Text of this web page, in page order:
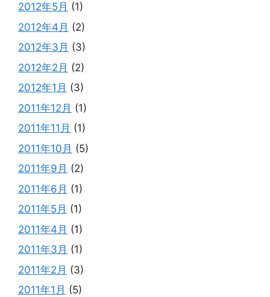
2012年5月 (1)
2012年4月 (2)
2012年3月 (3)
2012年2月 (2)
2012年1月 (3)
2011年12月 (1)
2011年11月 (1)
2011年10月 (5)
2011年9月 (2)
2011年6月 (1)
2011年5月 (1)
2011年4月 (1)
2011年3月 (1)
2011年2月 (3)
2011年1月 (5)